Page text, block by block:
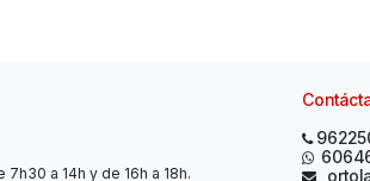
a 14h y de 16h a 18h.